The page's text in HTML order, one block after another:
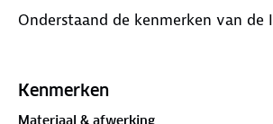
Onderstaand de kenmerken van de
100% wol
Kenmerken
Materiaal & afwerking